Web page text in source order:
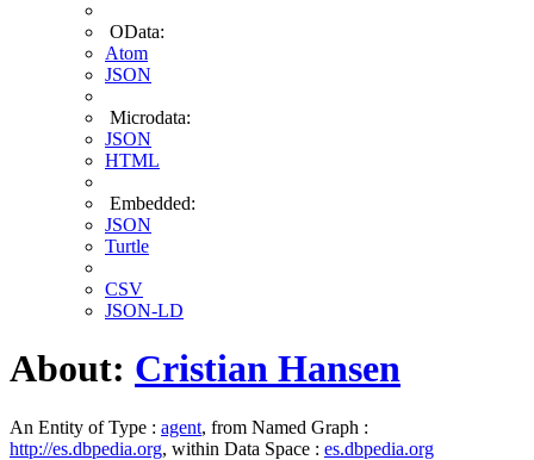
OData:
Atom
JSON
Microdata:
JSON
HTML
Embedded:
JSON
Turtle
CSV
JSON-LD
About: Cristian Hansen
An Entity of Type : agent, from Named Graph :
http://es.dbpedia.org, within Data Space : es.dbpedia.org